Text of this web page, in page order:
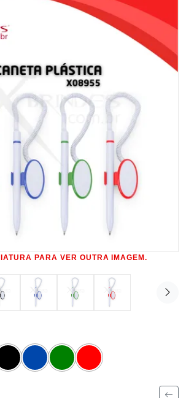
PARA VER OUTRA IMAGEM.